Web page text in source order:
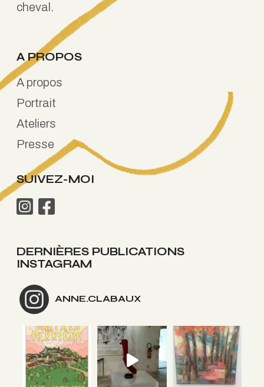
cheval.
A PROPOS
A propos
Portrait
Ateliers
Presse
SUIVEZ-MOI
DERNIÈRES PUBLICATIONS
INSTAGRAM
ANNE.CLABAUX